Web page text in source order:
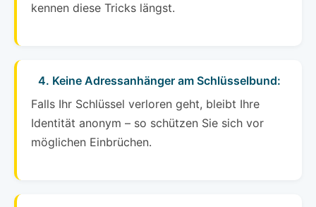
kennen diese Tricks längst.
4. Keine Adressanhänger am Schlüsselbund:
Falls Ihr Schlüssel verloren geht, bleibt Ihre
Identität anonym – so schützen Sie sich vor
möglichen Einbrüchen.